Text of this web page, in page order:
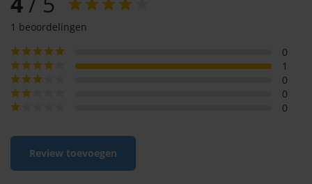
1 beoordelingen
0
1
0
0
0
Review toevoegen